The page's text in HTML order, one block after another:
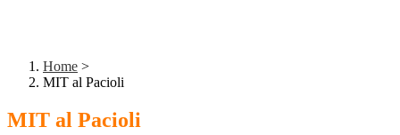
Home >
MIT al Pacioli
MIT al Pacioli